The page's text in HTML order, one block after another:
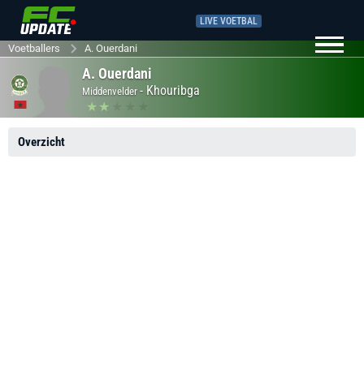
LIVE VOETBAL
Voetballers A. Ouerdani
A. Ouerdani
Middenvelder - Khouribga
Overzicht